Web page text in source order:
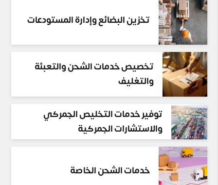
تخزين البضائع وإدارة المستودعات
تخصيص خدمات الشحن والتعبئة
والتغليف
توفير خدمات التخليص الجمركي
والاستشارات الجمركية
خدمات الشحن الخاصة